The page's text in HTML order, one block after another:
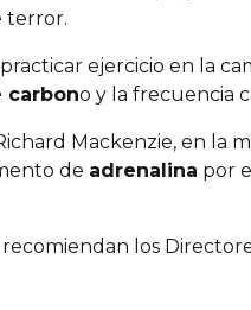
terror.
ejercicio en la
carbono y la frecuencia
Mackenzie, en la
de adrenalina por
los